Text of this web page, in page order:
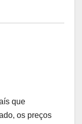
que
os preços